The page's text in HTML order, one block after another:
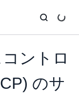
ントロ
のサ